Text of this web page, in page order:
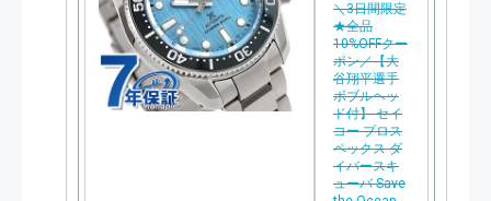
＼3日間限定
★全品
10%OFFクー
ポン／【大
谷翔平選手
ボブルヘッ
ド付】 セイ
コー プロス
ペックス ダ
イバースキ
ューバ Save